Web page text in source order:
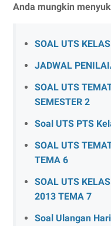
Anda mungkin
SOAL UTS
JADWAL
SOAL UTS
SEMESTER 2
Soal UTS PTS
SOAL UTS
TEMA 6
SOAL UTS
2013 TEMA 7
Soal Ulangan